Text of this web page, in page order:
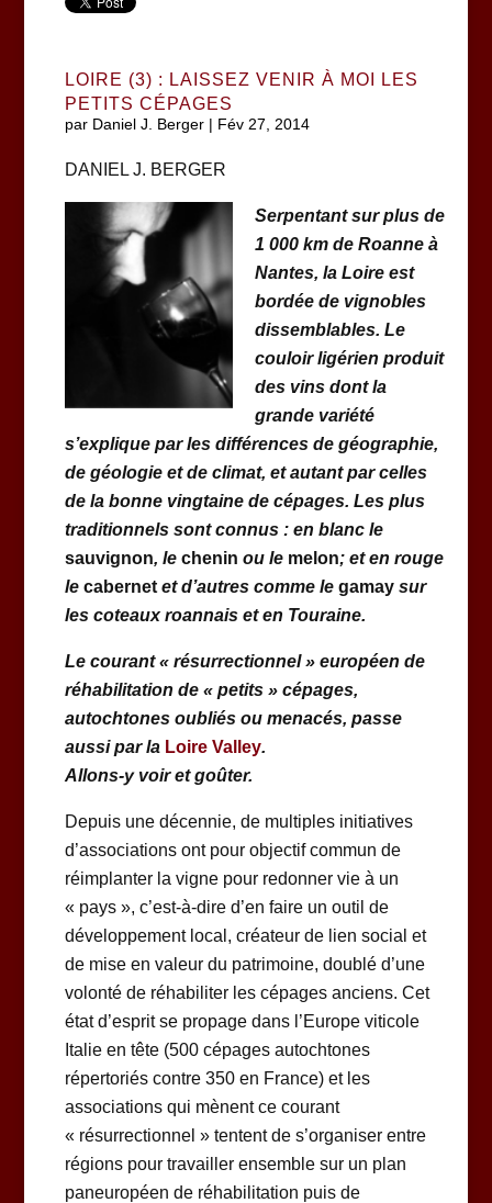
LOIRE (3) : LAISSEZ VENIR À MOI LES
PETITS CÉPAGES
par Daniel J. Berger| Fév 27, 2014
DANIEL J. BERGER
Serpentant sur plus de
1 000 km de Roanne à
Nantes, la Loire est
bordée de vignobles
dissemblables. Le
couloir ligérien produit
des vins dont la
grande variété
s’explique par les différences de géographie,
de géologie et de climat, et autant par celles
de la bonne vingtaine de cépages. Les plus
traditionnels sont connus : en blanc le
sauvignon, le chenin ou le melon; et en rouge
le cabernetet d’autres comme le gamaysur
les coteaux roannais et en Touraine.
Le courant « résurrectionnel » européen de
réhabilitation de « petits » cépages,
autochtones oubliés ou menacés, passe
aussi par la Loire Valley.
Allons-y voir et goûter.
Depuis une décennie, de multiples initiatives
d’associations ont pour objectif commun de
réimplanter la vigne pour redonner vie à un
« pays », c’est-à-dire d’en faire un outil de
développement local, créateur de lien social et
de mise en valeur du patrimoine, doublé d’une
volonté de réhabiliter les cépages anciens. Cet
état d’esprit se propage dans l’Europe viticole
Italie en tête (500 cépages autochtones
répertoriés contre 350 en France) et les
associations qui mènent ce courant
« résurrectionnel » tentent de s’organiser entre
régions pour travailler ensemble sur un plan
paneuropéen de réhabilitation puis de